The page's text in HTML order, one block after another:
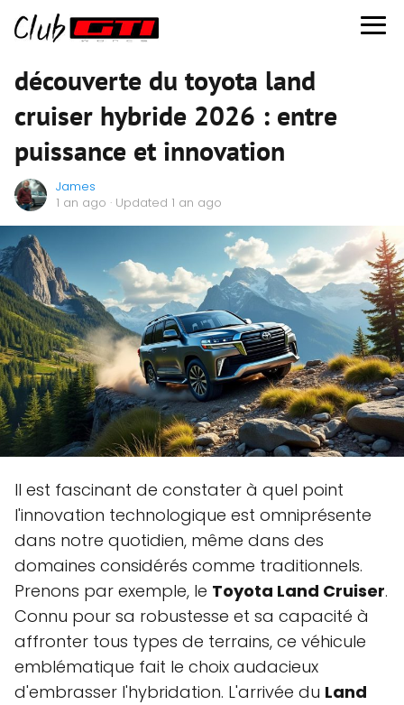
découverte du toyota land
cruiser hybride 2026 : entre
puissance et innovation
James
1 an ago · Updated 1 an ago
Il est fascinant de constater à quel point
l'innovation technologique est omniprésente
dans notre quotidien, même dans des
domaines considérés comme traditionnels.
Prenons par exemple, le Toyota Land Cruiser.
Connu pour sa robustesse et sa capacité à
affronter tous types de terrains, ce véhicule
emblématique fait le choix audacieux
d'embrasser l'hybridation. L'arrivée du Land